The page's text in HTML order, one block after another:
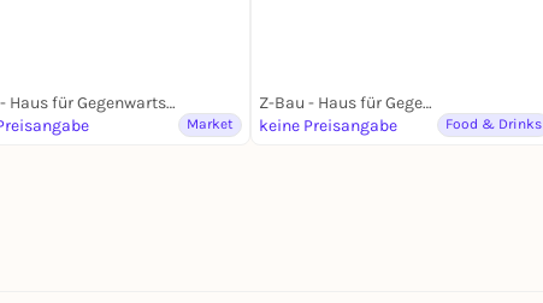
Z-Bau - Haus für Gegenwartskultur
Market
Z-Bau - Haus für Gegenwartskultur
keine Preisangabe
Food & Drinks